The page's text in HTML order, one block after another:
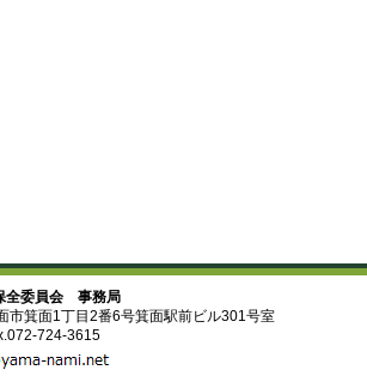
全委員会 事務局
市箕面1丁目2番6号箕面駅前ビル301号室
724-3615